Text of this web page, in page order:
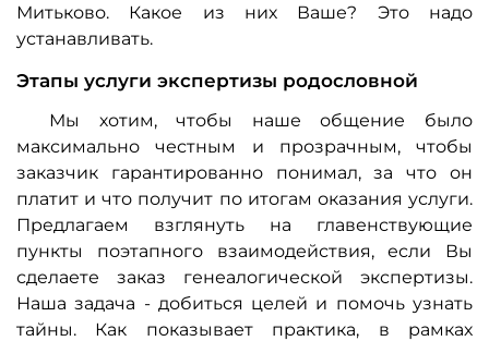
Митьково. Какое из них Ваше? Это надо
устанавливать.
Этапы услуги экспертизы родословной
Мы хотим, чтобы наше общение было
максимально честным и прозрачным, чтобы
заказчик гарантированно понимал, за что он
платит и что получит по итогам оказания услуги.
Предлагаем взглянуть на главенствующие
пункты поэтапного взаимодействия, если Вы
сделаете заказ генеалогической экспертизы.
Наша задача - добиться целей и помочь узнать
тайны. Как показывает практика, в рамках